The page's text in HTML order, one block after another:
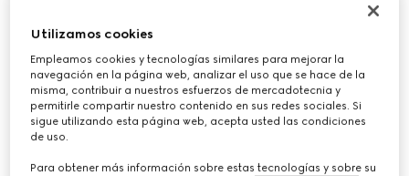
la tradición evoluciona a través de la innovación
Utilizamos cookies
Empleamos cookies y tecnologías similares para mejorar la
navegación en la página web, analizar el uso que se hace de la
misma, contribuir a nuestros esfuerzos de mercadotecnia y
permitirle compartir nuestro contenido en sus redes sociales. Si
sigue utilizando esta página web, acepta usted las condiciones
de uso.
Para obtener más información sobre estas tecnologías y sobre su